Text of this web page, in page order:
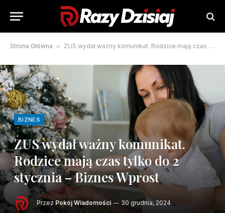
Strona Główna » ZUS wydał ważny komunikat. Rodzice mają czas tylko do 2 stycznia – Biznes Wprost
BIZNES
ZUS wydał ważny komunikat.
Rodzice mają czas tylko do 2
stycznia – Biznes Wprost
Przez Pokój Wiadomości 30 grudnia, 2024